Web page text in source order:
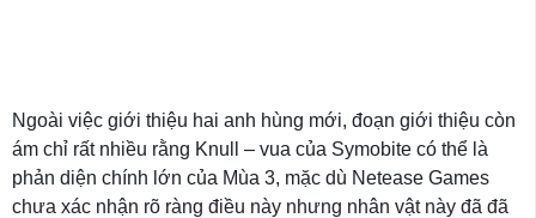
Ngoài việc giới thiệu hai anh hùng mới, đoạn giới thiệu còn
ám chỉ rất nhiều rằng Knull – vua của Symobite có thể là
phản diện chính lớn của Mùa 3, mặc dù Netease Games
chưa xác nhận rõ ràng điều này nhưng nhân vật này đã đã